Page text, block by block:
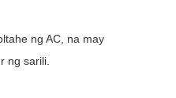
ng AC, na may
ng sarili.